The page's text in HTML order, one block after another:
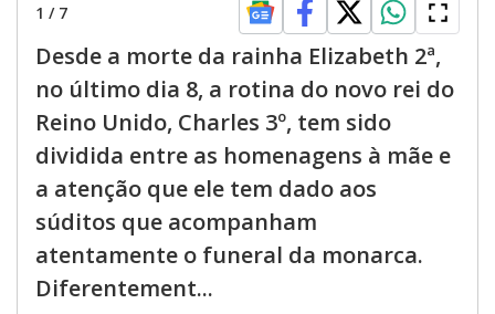
1 / 7
Desde a morte da rainha Elizabeth 2ª,
no último dia 8, a rotina do novo rei do
Reino Unido, Charles 3º, tem sido
dividida entre as homenagens à mãe e
a atenção que ele tem dado aos
súditos que acompanham
atentamente o funeral da monarca.
Diferentement...